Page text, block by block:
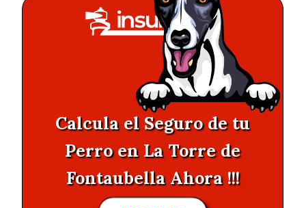
Calcula el Seguro de tu
Perro en La Torre de
Fontaubella Ahora !!!